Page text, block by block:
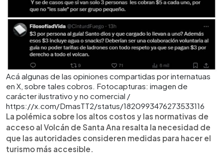
Acá algunas de las opiniones compartidas por internatuas
en X, sobre tales cobros. Fotocapturas: imagen de
carácter ilustrativo y no comercial /
https://x.com/DmasTT2/status/1820993476273533116
La polémica sobre los altos costos y las normativas de
acceso al Volcán de Santa Ana resalta la necesidad de
que las autoridades consideren medidas para hacer el
turismo más accesible.